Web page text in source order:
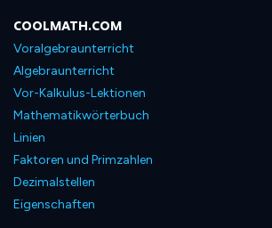
COOLMATH.COM
Voralgebraunterricht
Algebraunterricht
Vor-Kalkulus-Lektionen
Mathematikwörterbuch
Linien
Faktoren und Primzahlen
Dezimalstellen
Eigenschaften